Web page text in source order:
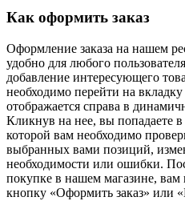
Как оформить заказ
Оформление заказа на нашем
удобно для любого
добавление интересующего
необходимо перейти на вкладку
отображается справа в
Кликнув на нее, вы попадаете
которой вам необходимо
выбранных вами позиций,
необходимости или ошибки.
покупке в нашем магазине, вам
кнопку «Оформить заказ» или